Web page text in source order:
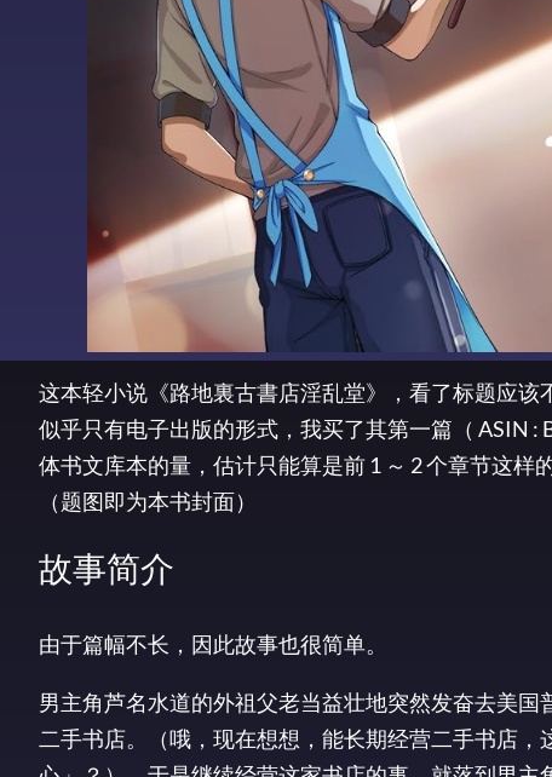
这本轻小说《路地裏古書店淫乱堂》，看了标题应
似乎只有电子出版的形式，我买了其第一篇（ ASIN‏‎ : B07234PVRL）。从文字量上来说，这一部分应该不够相当于一本实
体书文库本的量，估计只能算是前 1 ～ 2 个章节这样的
（题图即为本书封面）
故事简介
由于篇幅不长，因此故事也很简单。
男主角芦名水道的外祖父老当益壮地突然发奋去美
二手书店。（哦，现在想想，能长期经营二手书店